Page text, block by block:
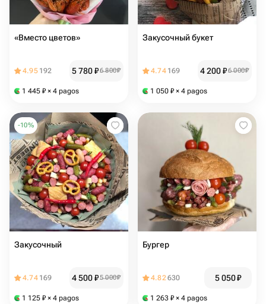
«Вместо цветов»
4.95 192 5 780₽6 800₽
1 445 ₽ × 4 pagos
Закусочный букет
4.74 169 4 200₽6 000₽
1 050 ₽ × 4 pagos
-10%
Закусочный
4.74 169 4 500₽5 000₽
1 125 ₽ × 4 pagos
Бургер
4.82630 5 050₽
1 263 ₽ × 4 pagos